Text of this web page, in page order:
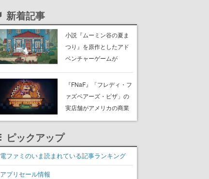
新着記事
小説『ムーミン谷の夏ま
つり』を原作としたアド
ベンチャーゲームが
PC（Steam）向けに2026
年秋発売へ。手描きアー
トの雰囲気が良すぎる最
『FNaF』「フレディ・フ
ァズベアーズ・ピザ」の
実店舗がアメリカの商業
施設「American Dream」
発、食事だけでなくステ
ージショーや没入型のホ
ピックアップ
電ファミのいま読まれている記事ランキング
アプリセール情報